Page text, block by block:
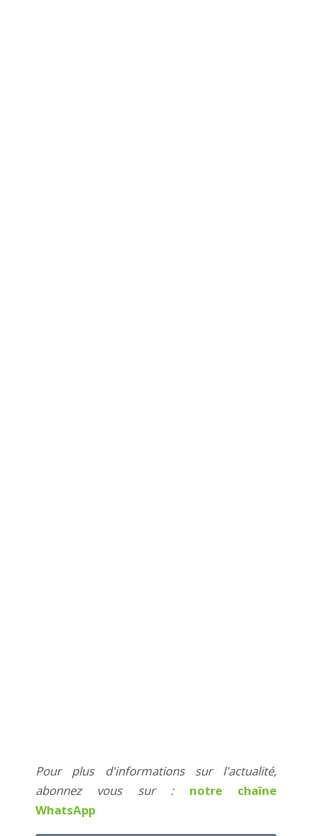
Pour plus d'informations sur l'actualité,
abonnez vous sur : notre chaîne
WhatsApp